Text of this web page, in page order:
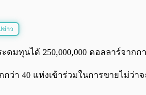
ข่าว
ะดมทุนได้ 250,000,000 ดอลลาร์จากก
า 40 แห่งเข้าร่วมในการขายไม่ว่าจ